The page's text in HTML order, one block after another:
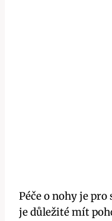
Péče o nohy je
je důležité mít